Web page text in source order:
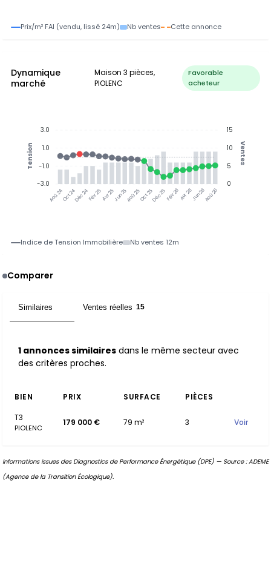
Prix/m² FAI (vendu, lissé 24m) Nb ventes Cette annonce
Dynamique
marché
Maison 3 pièces,
PIOLENC
Favorable
acheteur
Aoû 24Oct 24Déc 24Fév 25Avr 25Jun 25Aoû 25Oct 25Déc 25Fév 26Avr 26Jun 26Aoû 26
15
10
5
0
Ventes
3.0
1.0
-1.0
-3.0
Tension
Indice de Tension Immobilière Nb ventes 12m
Comparer
Similaires Ventes réelles 15
1 annonces similaires dans le même secteur avec
des critères proches.
BIEN PRIX SURFACE
PIÈCES
T3
PIOLENC
179 000 € 79 m² 3 Voir
Informations issues des Diagnostics de Performance Énergétique (DPE) — Source : ADEME
(Agence de la Transition Écologique).